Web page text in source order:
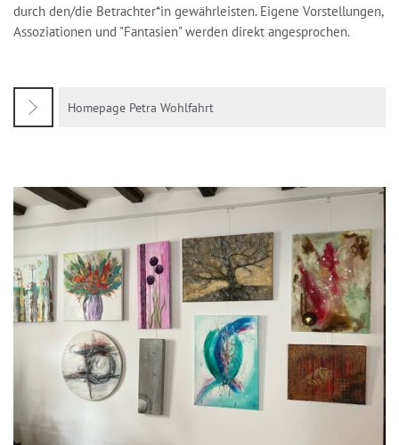
durch den/die Betrachter*in gewährleisten. Eigene Vorstellungen,
Assoziationen und "Fantasien" werden direkt angesprochen.
Homepage Petra Wohlfahrt